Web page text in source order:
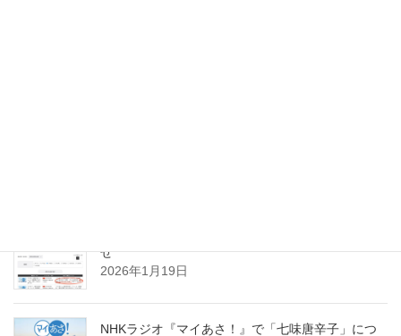
せ
2026年1月19日
NHKラジオ『マイあさ！』で「七味唐辛子」につ